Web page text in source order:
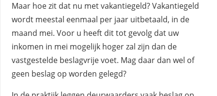
Maar hoe zit dat nu met vakantiegeld? Vakantiegeld
wordt meestal eenmaal per jaar uitbetaald, in de
maand mei. Voor u heeft dit tot gevolg dat uw
inkomen in mei mogelijk hoger zal zijn dan de
vastgestelde beslagvrije voet. Mag daar dan wel of
geen beslag op worden gelegd?